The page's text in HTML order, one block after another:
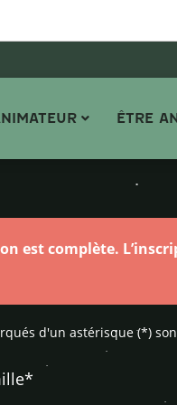
ÊTRE
est complète.
d'un astérisque (*)